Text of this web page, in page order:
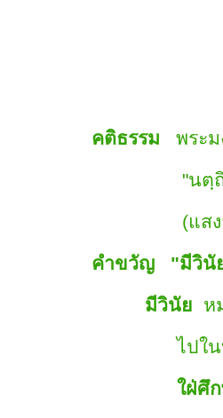
3) ตำบล
4) ตำบล
คติธรรม พระ
"นตฺถิปญฺ
(แสงสว่าง
คำขวัญ "มีวิ
มีวินัย ห
ไปในทางที่
ใฝ่ศึ